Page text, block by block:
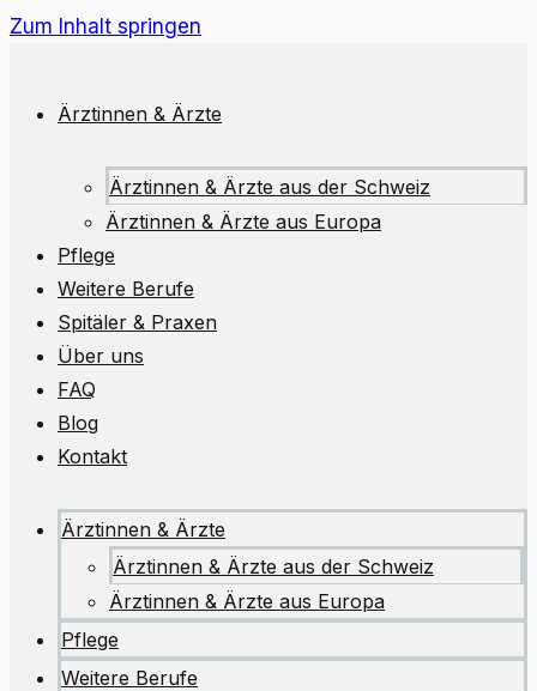
Zum Inhalt springen
Ärztinnen & Ärzte
Ärztinnen & Ärzte aus der Schweiz
Ärztinnen & Ärzte aus Europa
Pflege
Weitere Berufe
Spitäler & Praxen
Über uns
FAQ
Blog
Kontakt
Ärztinnen & Ärzte
Ärztinnen & Ärzte aus der Schweiz
Ärztinnen & Ärzte aus Europa
Pflege
Weitere Berufe